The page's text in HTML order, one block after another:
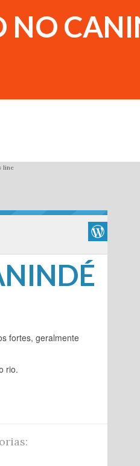
NO
line
fortes, geralmente
rio.